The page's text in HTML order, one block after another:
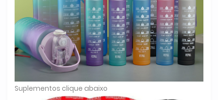
Suplementos clique abaixo